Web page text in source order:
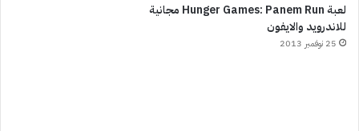
لعبة Hunger Games: Panem Run مجانية
للاندرويد والايفون
25 نوفمبر 2013